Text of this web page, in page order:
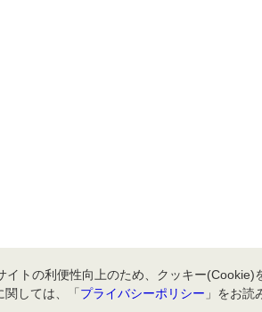
イトの利便性向上のため、クッキー
関しては、「プライバシーポリシー 」をお読